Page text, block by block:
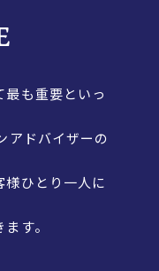
最も重要といっ
アドバイザーの
様ひとり一人に
す。